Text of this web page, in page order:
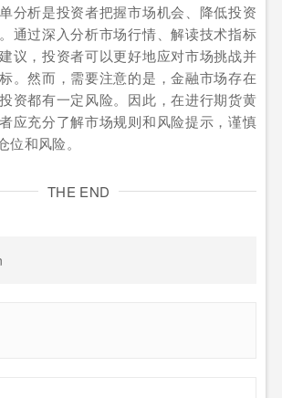
分析是投资者把握市场机会、降低投资
通过深入分析市场行情、解读技术指标
议，投资者可以更好地应对市场挑战并
。然而，需要注意的是，金融市场存在
资都有一定风险。因此，在进行期货黄
应充分了解市场规则和风险提示，谨慎
位和风险。
THE END